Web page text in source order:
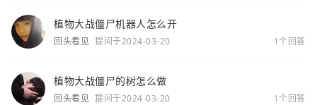
植物大战僵尸机器人怎么开
回头看见 提问于2024-03-20 1个回答
植物大战僵尸的树怎么做
回头看见 提问于2024-03-20 1个回答